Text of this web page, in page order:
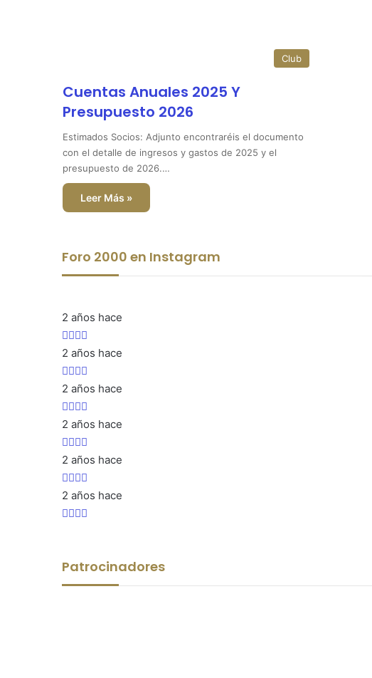
Club
Cuentas Anuales 2025 Y
Presupuesto 2026
Estimados Socios: Adjunto encontraréis el documento
con el detalle de ingresos y gastos de 2025 y el
presupuesto de 2026.…
Leer Más »
Foro 2000 en Instagram
2 años hace
2 años hace
2 años hace
2 años hace
2 años hace
2 años hace
Patrocinadores